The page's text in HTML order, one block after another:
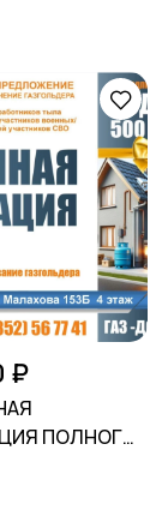
₽
ПОЛНОГО